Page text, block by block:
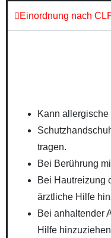
Einordnung nach
Kann
tragen.
Bei Berührung
Bei Hautreizung
ärztliche Hilfe
Bei anhaltender
Hilfe